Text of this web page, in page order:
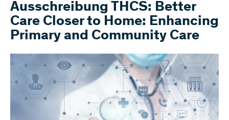
Ausschreibung THCS: Better
Care Closer to Home: Enhancing
Primary and Community Care